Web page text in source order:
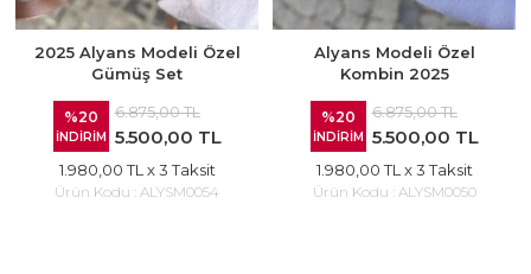
2025 Alyans Modeli Özel
Gümüş Set
%20
İNDİRİM
6.875,00 TL
5.500,00 TL
1.980,00 TL x 3 Taksit
Ürün Kodu : ALYSM0054
Alyans Modeli Özel
Kombin 2025
%20
İNDİRİM
6.875,00 TL
5.500,00 TL
1.980,00 TL x 3 Taksit
Ürün Kodu : ALYSM0050